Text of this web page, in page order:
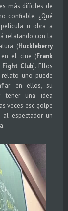
más difíciles de
confiable. ¿Qué
u obra a
relatando con la
(Huckleberry
el cine (Frank
Fight Club). Ellos
uno puede
en ellos, su
tener una idea
veces ese golpe
espectador un